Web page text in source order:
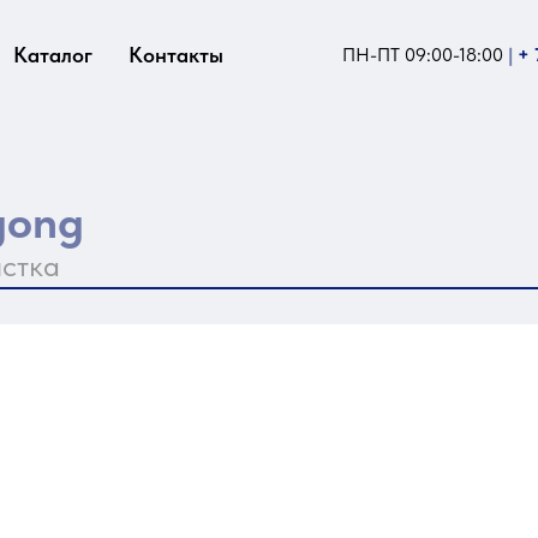
Каталог Контакты ПН-ПТ 09:00-18:00 | +